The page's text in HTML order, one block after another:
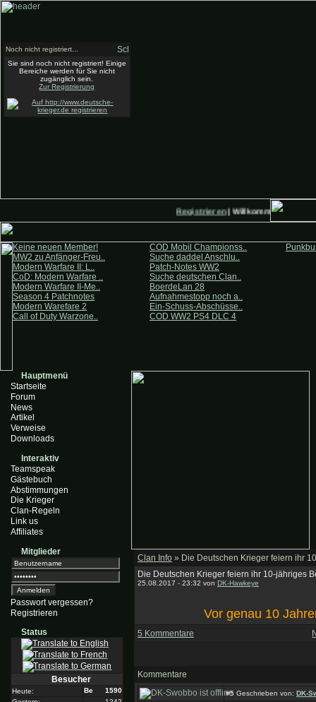
Registrieren| Willkommen auf
Keine neuen Member!
MW2 zu Anfänger-Freu..
Modern Warfare II: L..
CoD: Modern Warfare ..
Modern Warfare II-Me..
Season 4 Patchnotes
Modern Warefare 2
Call of Duty Warzone..
COD Mobil Championss..
Suche daddel Anschlu..
Patch-Notes WW2
Suche deutschen Clan..
BoerdeLan 28
Aufnahmestopp noch a..
Ein-Schuss-Abschüsse..
COD WW2 PS4 DLC 4
Hauptmenü
Startseite
Forum
News
Artikel
Verweise
Downloads
Interaktiv
Teamspeak
Gästebuch
Abstimmungen
Die Krieger
Clan-Regeln
Link us
Affiliates
Mitglieder
Passwort vergessen?
Registrieren
Status
Besucher
Heute:
1590
Clan Info » Die Deutschen Krieger feiern ihr
Die Deutschen Krieger feiern ihr 10-jähriges
25.08.2017 - 23:32 von DK-Hawkeye
Vor genau 10
5 Kommentare
Kommentare
#5 Geschrieben von: DK-
Noch nicht registriert...
Sie sind noch nicht registriert! Einige
Bereiche werden für Sie nicht
zugänglich sein.
Zur Registrierung